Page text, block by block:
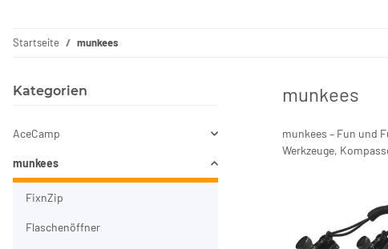
Startseite munkees
munkees
munkees – Fun und
Werkzeuge,
Kategorien
AceCamp
munkees
FixnZip
Flaschenöffner